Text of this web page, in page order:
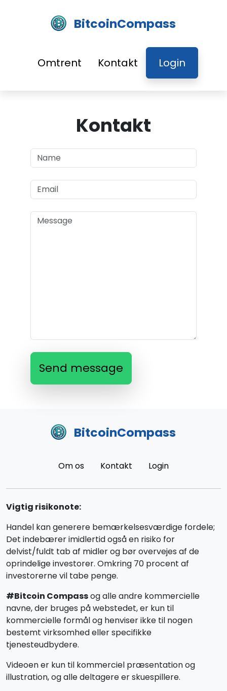
BitcoinCompass
Omtrent Kontakt Login
Kontakt
Send message
BitcoinCompass
Om os Kontakt Login
Vigtig risikonote:
Handel kan generere bemærkelsesværdige fordele;
Det indebærer imidlertid også en risiko for
delvist/fuldt tab af midler og bør overvejes af de
oprindelige investorer. Omkring 70 procent af
investorerne vil tabe penge.
#Bitcoin Compassog alle andre kommercielle
navne, der bruges på webstedet, er kun til
kommercielle formål og henviser ikke til nogen
bestemt virksomhed eller specifikke
tjenesteudbydere.
Videoen er kun til kommerciel præsentation og
illustration, og alle deltagere er skuespillere.